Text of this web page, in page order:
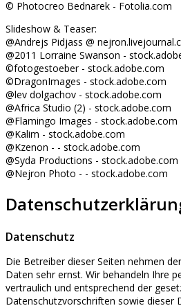
© Photocreo Bednarek - Fotolia.com
Slideshow & Teaser:
@Andrejs Pidjass @
@2011 Lorraine Swanson -
©fotogestoeber - stock.adobe.com
©DragonImages - stock.adobe.com
@lev dolgachov - stock.adobe.com
@Africa Studio (2) - stock.adobe.com
@Flamingo Images - stock.adobe.com
@Kalim - stock.adobe.com
@Kzenon - - stock.adobe.com
@Syda Productions - stock.adobe.com
@Nejron Photo - - stock.adobe.com
Datenschutz
Die Betreiber dieser Seiten nehmen
Daten sehr ernst. Wir behandeln Ihre
vertraulich und entsprechend der
Datenschutzvorschriften sowie dieser